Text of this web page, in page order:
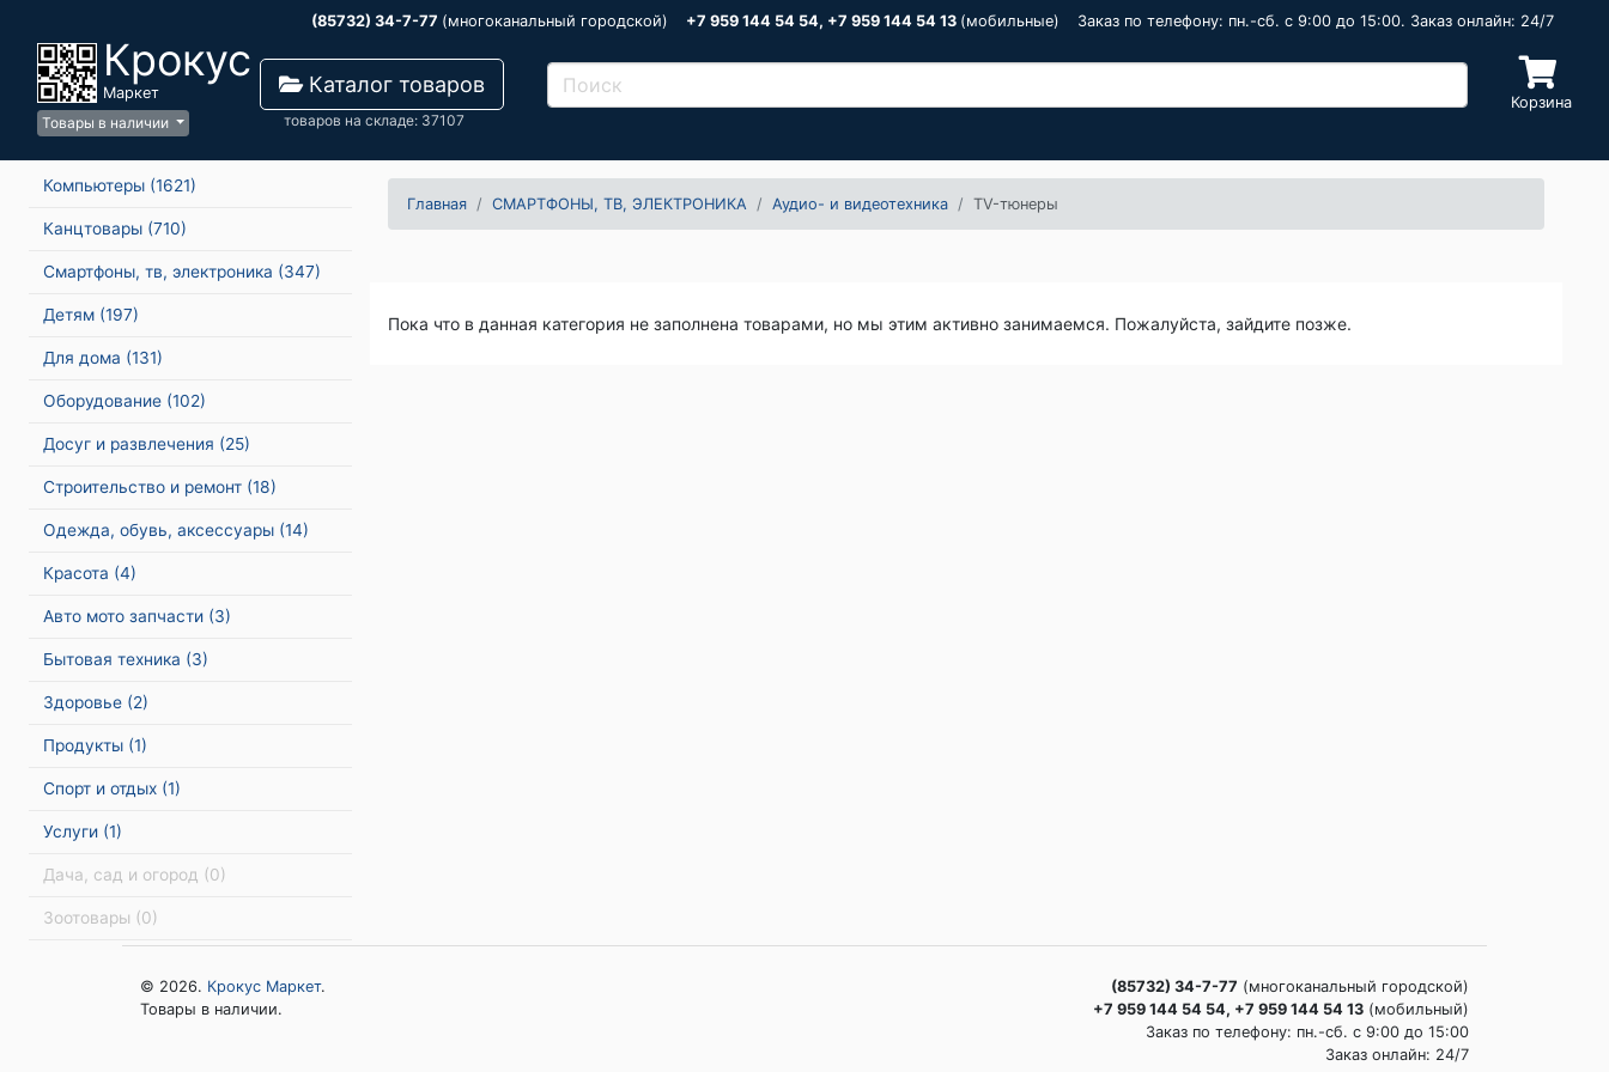
(85732) 34-7-77 (многоканальный городской) +7 959 144 54 54, +7 959 144 54 13 (мобильные) Заказ по телефону: пн.-сб. c 9:00 до 15:00. Заказ онлайн: 24/7
Крокус
Маркет
Товары в наличии
Каталог товаров
товаров на складе: 37107
Корзина
Компьютеры (1621)
Канцтовары (710)
Смартфоны, тв, электроника (347)
Детям (197)
Для дома (131)
Оборудование (102)
Досуг и развлечения (25)
Строительство и ремонт (18)
Одежда, обувь, аксессуары (14)
Красота (4)
Авто мото запчасти (3)
Бытовая техника (3)
Здоровье (2)
Продукты (1)
Спорт и отдых (1)
Услуги (1)
Дача, сад и огород (0)
Зоотовары (0)
Главная СМАРТФОНЫ, ТВ, ЭЛЕКТРОНИКА Аудио- и видеотехника TV-тюнеры
Пока что в данная категория не заполнена товарами, но мы этим активно занимаемся. Пожалуйста, зайдите позже.
© 2026. Крокус Маркет.
Товары в наличии.
(85732) 34-7-77 (многоканальный городской)
+7 959 144 54 54, +7 959 144 54 13 (мобильный)
Заказ по телефону: пн.-сб. c 9:00 до 15:00
Заказ онлайн: 24/7